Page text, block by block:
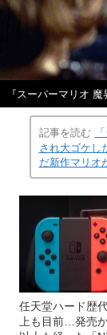
『スーパーマリオ
記事を読む
され大ゴケし
だ新作マリオ
任天堂ハード歴
上も目前…発売